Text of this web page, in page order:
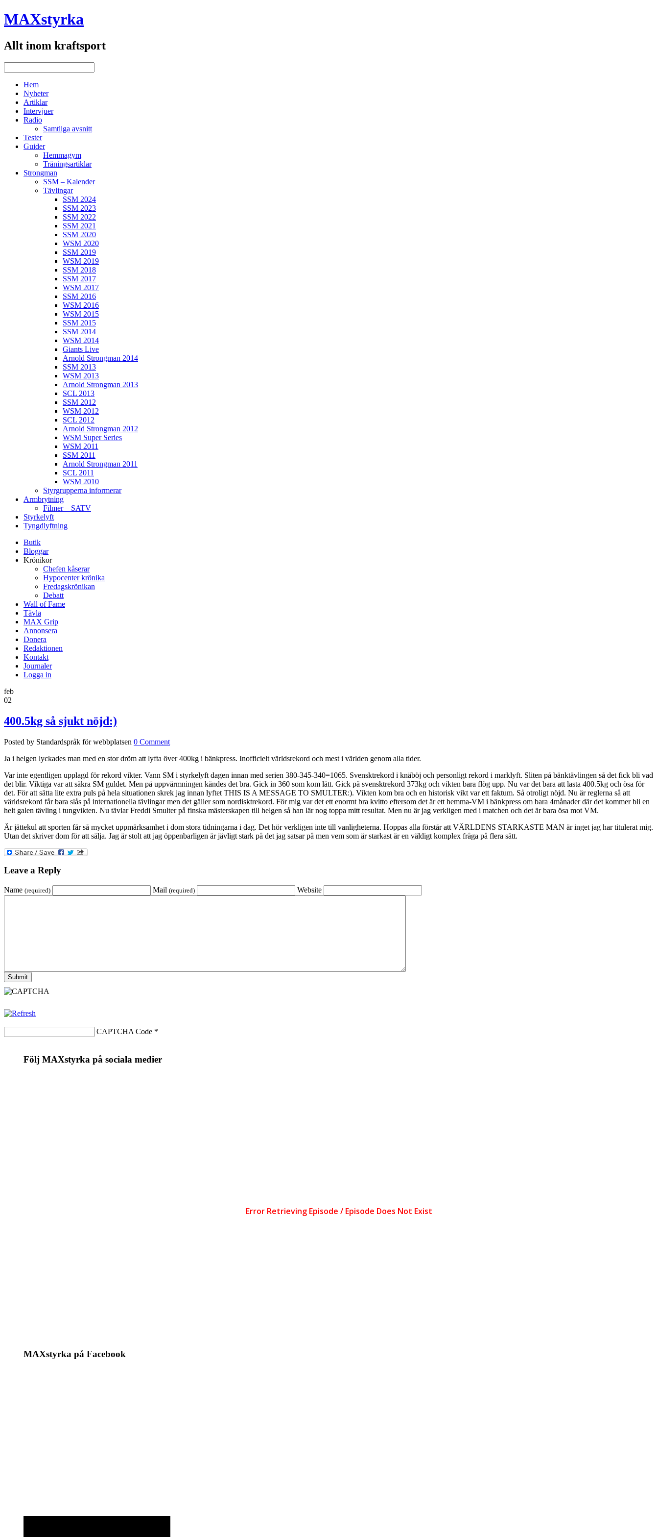
MAXstyrka
Allt inom kraftsport
Hem
Nyheter
Artiklar
Intervjuer
Radio
Samtliga avsnitt
Tester
Guider
Hemmagym
Träningsartiklar
Strongman
SSM – Kalender
Tävlingar
SSM 2024
SSM 2023
SSM 2022
SSM 2021
SSM 2020
WSM 2020
SSM 2019
WSM 2019
SSM 2018
SSM 2017
WSM 2017
SSM 2016
WSM 2016
WSM 2015
SSM 2015
SSM 2014
WSM 2014
Giants Live
Arnold Strongman 2014
SSM 2013
WSM 2013
Arnold Strongman 2013
SCL 2013
SSM 2012
WSM 2012
SCL 2012
Arnold Strongman 2012
WSM Super Series
WSM 2011
SSM 2011
Arnold Strongman 2011
SCL 2011
WSM 2010
Styrgrupperna informerar
Armbrytning
Filmer – SATV
Styrkelyft
Tyngdlyftning
Butik
Bloggar
Krönikor
Chefen kåserar
Hypocenter krönika
Fredagskrönikan
Debatt
Wall of Fame
Tävla
MAX Grip
Annonsera
Donera
Redaktionen
Kontakt
Journaler
Logga in
feb
02
400.5kg så sjukt nöjd:)
Posted by Standardspråk för webbplatsen 0 Comment
Ja i helgen lyckades man med en stor dröm att lyfta över 400kg i bänkpress. Inofficielt världsrekord och mest i världen genom alla tider.
Var inte egentligen upplagd för rekord vikter. Vann SM i styrkelyft dagen innan med serien 380-345-340=1065. Svensktrekord i knäböj och personligt rekord i marklyft. Sliten på bänktävlingen så det fick bli vad
det blir. Viktiga var att säkra SM guldet. Men på uppvärmningen kändes det bra. Gick in 360 som kom lätt. Gick på svensktrekord 373kg och vikten bara flög upp. Nu var det bara att lasta 400.5kg och ösa för
det. För att sätta lite extra puls på hela situationen skrek jag innan lyftet THIS IS A MESSAGE TO SMULTER:). Vikten kom bra och en historisk vikt var ett faktum. Så otroligt nöjd. Nu är reglerna så att
världsrekord får bara slås på internationella tävlingar men det gäller som nordisktrekord. För mig var det ett enormt bra kvitto eftersom det är ett hemma-VM i bänkpress om bara 4månader där det kommer bli en
helt galen tävling i tungvikten. Nu tävlar Freddi Smulter på finska mästerskapen till helgen så han lär nog toppa mitt resultat. Men nu är jag verkligen med i matchen och det är bara ösa mot VM.
Är jättekul att sporten får så mycket uppmärksamhet i dom stora tidningarna i dag. Det hör verkligen inte till vanligheterna. Hoppas alla förstår att VÄRLDENS STARKASTE MAN är inget jag har titulerat mig.
Utan det skriver dom för att sälja. Jag är stolt att jag öppenbarligen är jävligt stark på det jag satsar på men vem som är starkast är en väldigt komplex fråga på flera sätt.
Leave a Reply
Name (required) Mail (required) Website
CAPTCHA Code *
Följ MAXstyrka på sociala medier
MAXstyrka på Facebook